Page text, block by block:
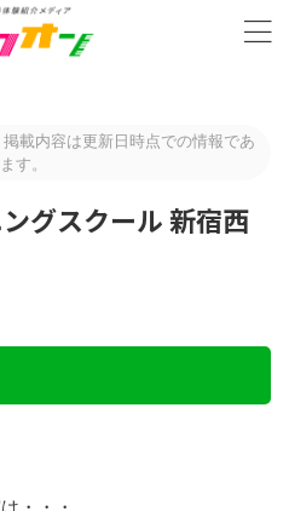
載内容は更新日時点での情報であ
す。
グスクール 新宿西